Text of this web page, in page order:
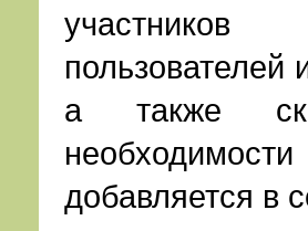
пользователей
а также
добавляется в